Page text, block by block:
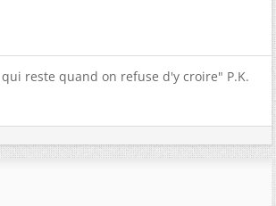
reste quand on refuse d'y croire" P.K.